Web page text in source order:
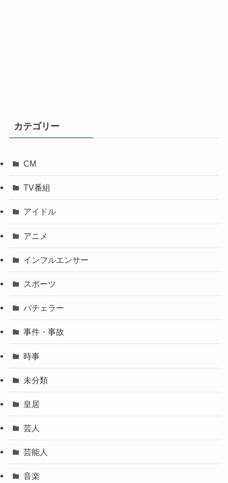
カテゴリー
CM
TV番組
アイドル
アニメ
インフルエンサー
スポーツ
バチェラー
事件・事故
時事
未分類
皇居
芸人
芸能人
音楽